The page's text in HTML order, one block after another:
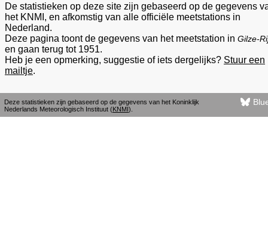
De statistieken op deze site zijn gebaseerd op de gegevens
het KNMI, en afkomstig van alle officiële meetstations in
Nederland.
Deze pagina toont de gegevens van het meetstation in Gilze-
en gaan terug tot 1951.
Heb je een opmerking, suggestie of iets dergelijks? Stuur een
mailtje.
Deze statistieken zijn gebaseerd op de gegevens van het Koninklijk
Nederlands Meteorologisch Instituut (KNMI).